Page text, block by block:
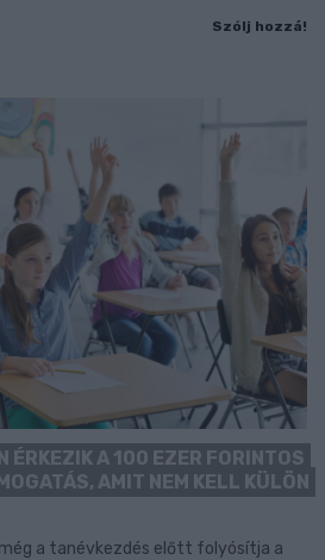
Szólj hozzá!
ÉRKEZIK A 100 EZER FORINTOS
AMIT NEM KELL KÜLÖN
a tanévkezdés előtt folyósítja a